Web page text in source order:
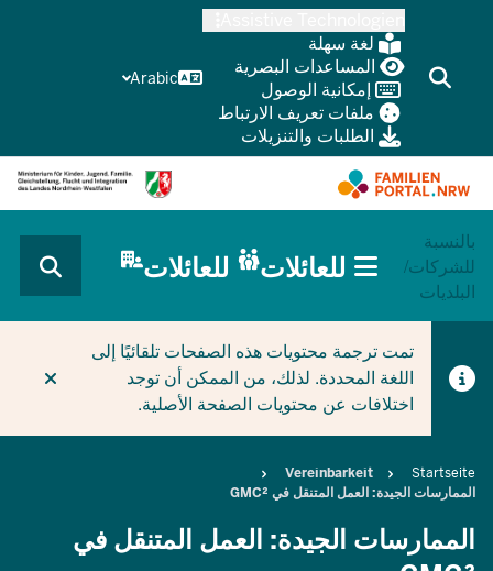
content
لغة سهلة
المساعدات البصرية
إمكانية الوصول
ملفات تعريف الارتباط
الطلبات والتنزيلات
Arabic
بالنسبة
للشركات/
البلديات
CURRENT SECTION للعائلات
HAUPTNAVIGATION
(BÜRGERBEREICH
للعائلات للعائلات
تمت ترجمة محتويات هذه الصفحات تلقائيًا إلى
اللغة المحددة. لذلك، من الممكن أن توجد
اختلافات عن محتويات الصفحة الأصلية.
Breadcrumb
Startseite
Vereinbarkeit
الممارسات الجيدة: العمل المتنقل في GMC²
الممارسات الجيدة: العمل المتنقل في